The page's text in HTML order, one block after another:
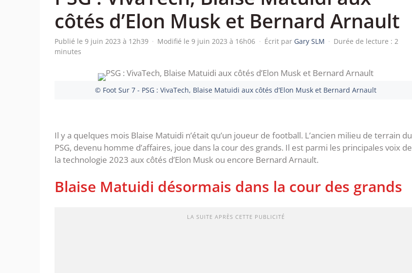
côtés d’Elon Musk et Bernard Arnault
Publié le 9 juin 2023 à 12h39 · Modifié le 9 juin 2023 à 16h06 · Écrit par Gary SLM · Durée de lecture : 2
minutes
© Foot Sur 7 - PSG : VivaTech, Blaise Matuidi aux côtés d’Elon Musk et Bernard Arnault
Il y a quelques mois Blaise Matuidi n’était qu’un joueur de football. L’ancien milieu de terrain du
PSG, devenu homme d’affaires, joue dans la cour des grands. Il est parmi les principales voix de
la technologie 2023 aux côtés d’Elon Musk ou encore Bernard Arnault.
Blaise Matuidi désormais dans la cour des grands
LA SUITE APRÈS CETTE PUBLICITÉ